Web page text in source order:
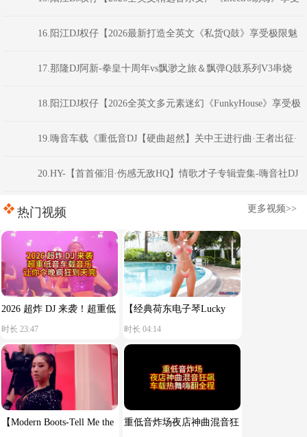
极限魅力车载大碟】
16.阳江DJ权仔【2026最新打造全英文《私货Q鼓》享受极限魅
力车载大碟】17.那隆DJ阿新-拳皇十周年vs飘渺之旅＆飘弹Q鼓系列V3串烧
18.阳江DJ权仔【2026全英文多元素迷幻《FunkyHouse》享受极
限魅力车载大碟】
19.嗨音车载《重低音DJ【硬曲超然】关中王进行曲·王者出征·
慢到快开车不犯困英文串烧》 河南Dj彦航
20.HY-【首首催泪·伤感无敌HQ】情歌才子专辑壹集-嗨音社DJ
彦航热门视频 更多视频>>
2026 超炸 DJ 来袭！超重低
音车载音乐，让你今晚疯狂
到天亮！
时长 23:47
【经典荷东电子琴Lucky
star】舒服节奏
时长 04:14
【Modern Boots-Tell Me the 重低音炸场夜店神曲混音狂